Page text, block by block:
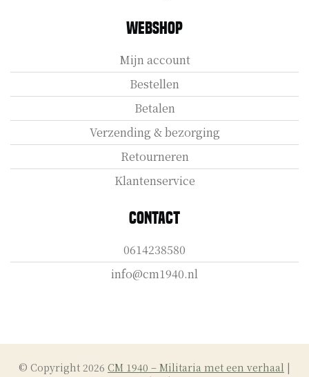
Webshop
Mijn account
Bestellen
Betalen
Verzending & bezorging
Retourneren
Klantenservice
Contact
0614238580
info@cm1940.nl
© Copyright 2026 CM 1940 – Militaria met een verhaal |